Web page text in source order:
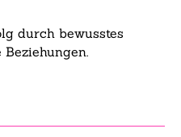
durch bewusstes